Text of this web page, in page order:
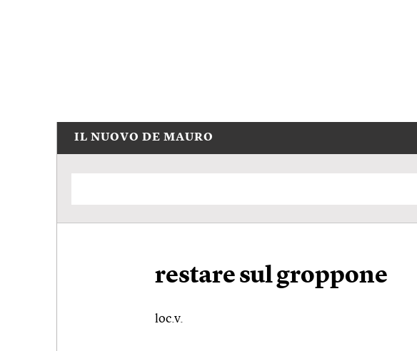
IL NUOVO DE MAURO
restare sul groppone
loc.v.